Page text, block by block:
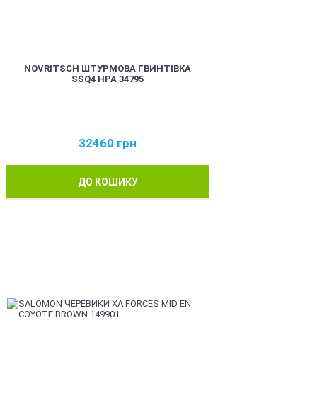
NOVRITSCH ШТУРМОВА ГВИНТІВКА
SSQ4 HPA 34795
32460 грн
ДО КОШИКУ